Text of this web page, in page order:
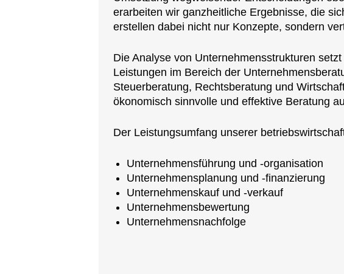
erarbeiten wir ganzheitliche Ergebnisse, die
erstellen dabei nicht nur Konzepte, sondern
Die Analyse von Unternehmensstrukturen
Leistungen im Bereich der
Steuerberatung, Rechtsberatung und
ökonomisch sinnvolle und effektive Beratung
Der Leistungsumfang unserer
Unternehmensführung und -organisation
Unternehmensplanung und -finanzierung
Unternehmenskauf und -verkauf
Unternehmensbewertung
Unternehmensnachfolge